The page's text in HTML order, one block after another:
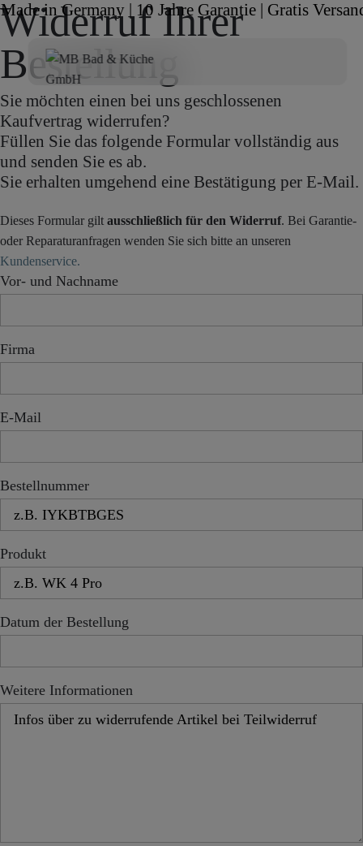
Made in Germany | 10 Jahre Garantie | Gratis
Widerruf Ihrer
Bestellung
Sie möchten einen bei uns geschlossenen
Kaufvertrag widerrufen?
Füllen Sie das folgende Formular vollständig aus
und senden Sie es ab.
Sie erhalten umgehend eine Bestätigung per E-Mail.
Dieses Formular gilt ausschließlich für den Widerruf. Bei Garantie-
oder Reparaturanfragen wenden Sie sich bitte an unseren
Kundenservice.
Vor- und Nachname
Firma
E-Mail
Bestellnummer
Produkt
Datum der Bestellung
Weitere Informationen